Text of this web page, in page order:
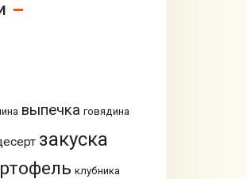
выпечка говядина
закуска
клубника